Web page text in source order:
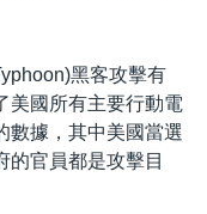
黑客攻擊有
美國所有主要行動電
數據，其中美國當選
的官員都是攻擊目